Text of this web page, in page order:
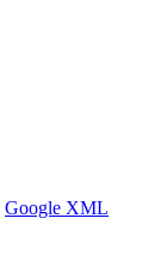
Google XML